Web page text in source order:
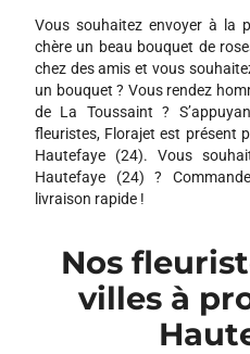
Vous souhaitez envoyer à la
chère un beau bouquet de
chez des amis et vous
un bouquet ? Vous rendez
de La Toussaint ?
fleuristes, Florajet est présent
Hautefaye (24). Vous
Hautefaye (24) ?
livraison rapide !
Nos
villes à